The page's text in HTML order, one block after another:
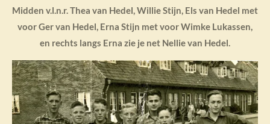
Midden v.l.n.r. Thea van Hedel, Willie Stijn, Els van Hedel met
voor Ger van Hedel, Erna Stijn met voor Wimke Lukassen,
en rechts langs Erna zie je net Nellie van Hedel.